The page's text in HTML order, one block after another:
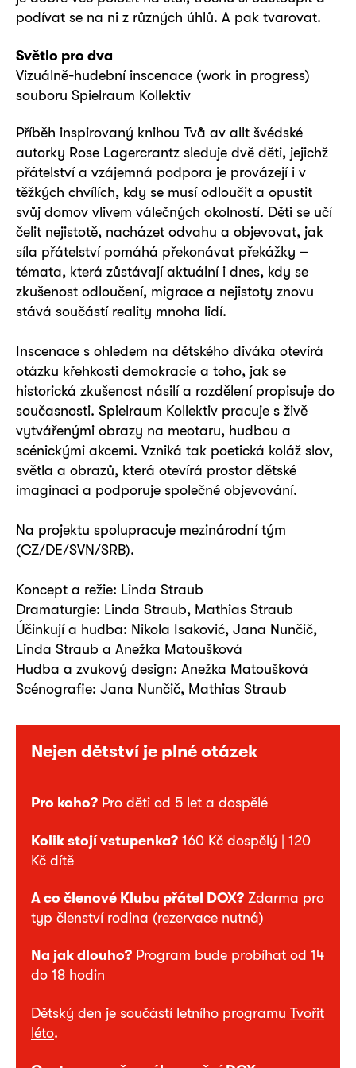
Nejen dětství je plné otázek
Pro koho? Pro děti od 5 let a dospělé
Kolik stojí vstupenka? 160 Kč dospělý | 120
Kč dítě
A co členové Klubu přátel DOX? Zdarma pro
typ členství rodina (rezervace nutná)
Na jak dlouho? Program bude probíhat od 14
do 18 hodin
Dětský den je součástí letního programu Tvořit
léto.
podívat se na ni z různých úhlů. A pak tvarovat.
Světlo pro dva
Vizuálně-hudební inscenace (work in progress)
souboru Spielraum Kollektiv
Příběh inspirovaný knihou Två av allt švédské
autorky Rose Lagercrantz sleduje dvě děti, jejichž
přátelství a vzájemná podpora je provázejí i v
těžkých chvílích, kdy se musí odloučit a opustit
svůj domov vlivem válečných okolností. Děti se učí
čelit nejistotě, nacházet odvahu a objevovat, jak
síla přátelství pomáhá překonávat překážky –
témata, která zůstávají aktuální i dnes, kdy se
zkušenost odloučení, migrace a nejistoty znovu
stává součástí reality mnoha lidí.
Inscenace s ohledem na dětského diváka otevírá
otázku křehkosti demokracie a toho, jak se
historická zkušenost násilí a rozdělení propisuje do
současnosti. Spielraum Kollektiv pracuje s živě
vytvářenými obrazy na meotaru, hudbou a
scénickými akcemi. Vzniká tak poetická koláž slov,
světla a obrazů, která otevírá prostor dětské
imaginaci a podporuje společné objevování.
Na projektu spolupracuje mezinárodní tým
(CZ/DE/SVN/SRB).
Koncept a režie: Linda Straub
Dramaturgie: Linda Straub, Mathias Straub
Účinkují a hudba: Nikola Isaković, Jana Nunčič,
Linda Straub a Anežka Matoušková
Hudba a zvukový design: Anežka Matoušková
Scénografie: Jana Nunčič, Mathias Straub